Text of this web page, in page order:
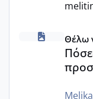
Πόσες είμαστε
Θέλω